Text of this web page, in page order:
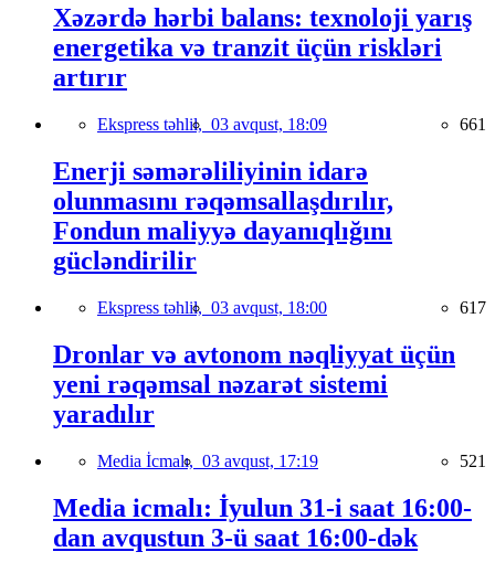
Xəzərdə hərbi balans: texnoloji yarış
energetika və tranzit üçün riskləri
artırır
Ekspress təhlil, 03 avqust, 18:09 661
Enerji səmərəliliyinin idarə
olunmasını rəqəmsallaşdırılır,
Fondun maliyyə dayanıqlığını
gücləndirilir
Ekspress təhlil, 03 avqust, 18:00 617
Dronlar və avtonom nəqliyyat üçün
yeni rəqəmsal nəzarət sistemi
yaradılır
Media İcmalı, 03 avqust, 17:19 521
Media icmalı: İyulun 31-i saat 16:00-
dan avqustun 3-ü saat 16:00-dək